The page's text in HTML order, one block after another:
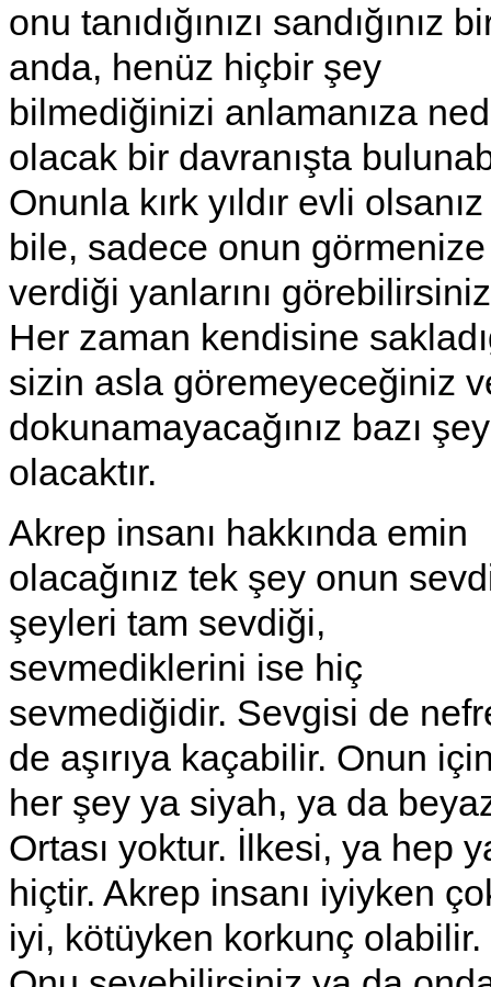
onu tanıdığınızı sandığınız
anda, henüz hiçbir şey
bilmediğinizi anlamanıza
olacak bir davranışta
Onunla kırk yıldır evli olsanız
bile, sadece onun
verdiği yanlarını
Her zaman kendisine
sizin asla göremeyeceğiniz
dokunamayacağınız bazı
olacaktır.
Akrep insanı hakkında emin
olacağınız tek şey onun
şeyleri tam sevdiği,
sevmediklerini ise hiç
sevmediğidir. Sevgisi de
de aşırıya kaçabilir. Onun
her şey ya siyah, ya da
Ortası yoktur. İlkesi, ya hep
hiçtir. Akrep insanı iyiyken
iyi, kötüyken korkunç olabilir.